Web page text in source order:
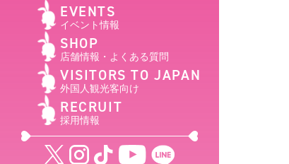
EVENTS
イベント情報
SHOP
店舗情報・よくある質問
VISITORS TO JAPAN
外国人観光客向け
RECRUIT
採用情報